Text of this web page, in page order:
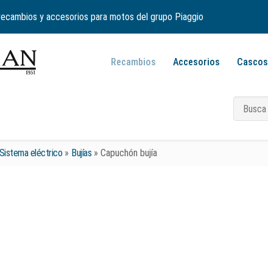
y accesorios para motos del grupo Piaggio
Recambios Accesorios Cascos
Sistema eléctrico» Bujías » Capuchón bujía